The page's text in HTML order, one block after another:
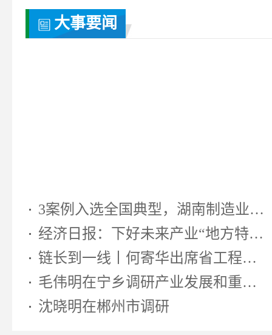
大事要闻
3案例入选全国典型，湖南制造业靠...
经济日报：下好未来产业“地方特色...
链长到一线丨何寄华出席省工程机...
毛伟明在宁乡调研产业发展和重大...
沈晓明在郴州市调研